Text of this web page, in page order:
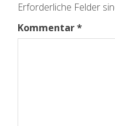
Erforderliche Felder
Kommentar*